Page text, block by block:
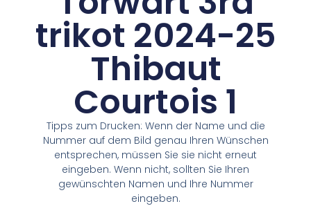
trikot 2024-25
Thibaut
Courtois 1
Tipps zum Drucken: Wenn der Name und die
Nummer auf dem Bild genau Ihren Wünschen
entsprechen, müssen Sie sie nicht erneut
eingeben. Wenn nicht, sollten Sie Ihren
gewünschten Namen und Ihre Nummer
eingeben.